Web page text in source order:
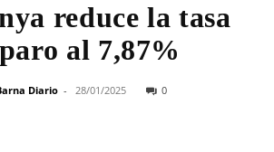
reduce la tasa
al 7,87%
Diario - 28/01/2025 0